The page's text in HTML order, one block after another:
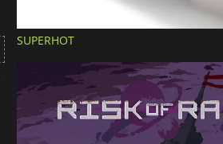
SUPERHOT